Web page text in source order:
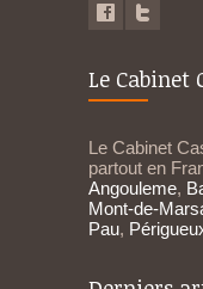
Le Cabinet
Le Cabinet
partout en
Angouleme,
Mont-de-
Pau,